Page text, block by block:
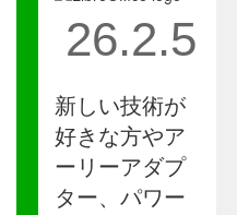
26.2.5
新しい技術が
好きな方やア
ーリーアダプ
ター、パワー